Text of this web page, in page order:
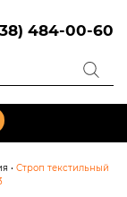
484-00-60
• Строп текстильный